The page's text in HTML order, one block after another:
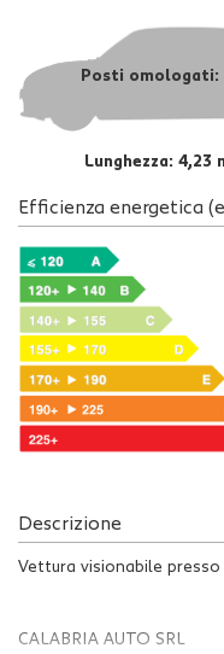
Posti omologati:
Lunghezza: 4,23
Efficienza energetica
Descrizione
Vettura visionabile
CALABRIA AUTO SRL